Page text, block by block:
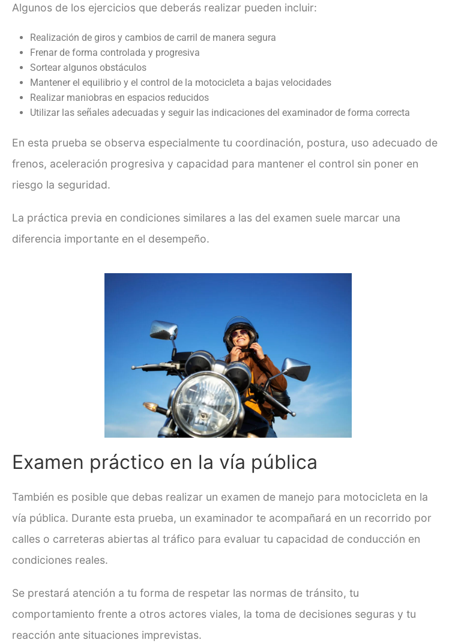
Algunos de los ejercicios que deberás realizar pueden incluir:
Realización de giros y cambios de carril de manera segura
Frenar de forma controlada y progresiva
Sortear algunos obstáculos
Mantener el equilibrio y el control de la motocicleta a bajas velocidades
Realizar maniobras en espacios reducidos
Utilizar las señales adecuadas y seguir las indicaciones del examinador de forma correcta
En esta prueba se observa especialmente tu coordinación, postura, uso adecuado de
frenos, aceleración progresiva y capacidad para mantener el control sin poner en
riesgo la seguridad.
La práctica previa en condiciones similares a las del examen suele marcar una
diferencia importante en el desempeño.
Examen práctico en la vía pública
También es posible que debas realizar un examen de manejo para motocicleta en la
vía pública. Durante esta prueba, un examinador te acompañará en un recorrido por
calles o carreteras abiertas al tráfico para evaluar tu capacidad de conducción en
condiciones reales.
Se prestará atención a tu forma de respetar las normas de tránsito, tu
comportamiento frente a otros actores viales, la toma de decisiones seguras y tu
reacción ante situaciones imprevistas.